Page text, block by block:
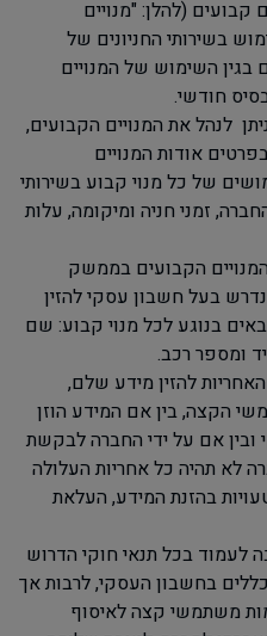
קבועים (להלן: "מנויים
בשירותי החניונים של
השימוש של המנויים
חודשי.
לנהל את המנויים הקבועים,
אודות המנויים
של כל מנוי קבוע בשירותי
זמני חניה ומיקומה, עלות
הקבועים בממשק
בעל חשבון עסקי להזין
בנוגע לכל מנוי קבוע: שם
ומספר רכב.
להזין מידע שלם,
הקצה, בין אם המידע הוזן
ובין אם על ידי החברה לבקשת
לא תהיה כל אחריות העלולה
בהזנת המידע, העלאת
לעמוד בכל תנאי חוקי הדרוש
בחשבון העסקי, לרבות אך
משתמשי קצה לאיסוף